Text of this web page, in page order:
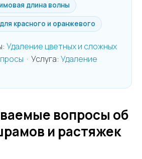
длина волны
красного и оранжевого
Удаление цветных и сложных
· Услуга: Удаление
вопросы об
и растяжек